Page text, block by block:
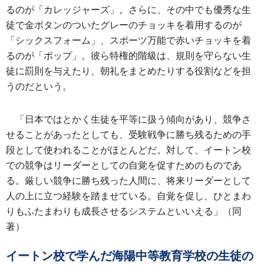
るのが「カレッジャーズ」。さらに、その中でも優秀な生
徒で金ボタンのついたグレーのチョッキを着用するのが
「シックスフォーム」、スポーツ万能で赤いチョッキを着
るのが「ポップ」。彼ら特権的階級は、規則を守らない生
徒に罰則を与えたり、朝礼をまとめたりする役割などを担
うのだという。
「日本ではとかく生徒を平等に扱う傾向があり、競争さ
せることがあったとしても、受験戦争に勝ち残るための手
段として使われることがほとんどだ。対して、イートン校
での競争はリーダーとしての自覚を促すためのものであ
る。厳しい競争に勝ち残った人間に、将来リーダーとして
人の上に立つ経験を踏ませている。自覚を促し、ひとまわ
りもふたまわりも成長させるシステムといいえる」（同
著）
イートン校で学んだ海陽中等教育学校の生徒の